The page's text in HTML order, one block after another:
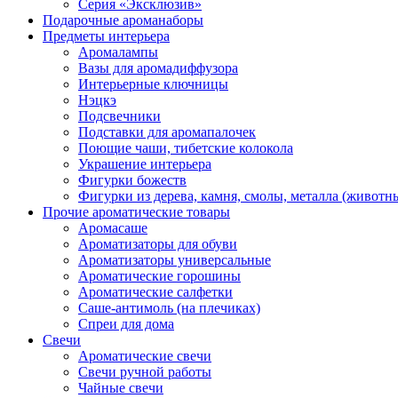
Серия «Эксклюзив»
Подарочные ароманаборы
Предметы интерьера
Аромалампы
Вазы для аромадиффузора
Интерьерные ключницы
Нэцкэ
Подсвечники
Подставки для аромапалочек
Поющие чаши, тибетские колокола
Украшение интерьера
Фигурки божеств
Фигурки из дерева, камня, смолы, металла
Прочие ароматические товары
Аромасаше
Ароматизаторы для обуви
Ароматизаторы универсальные
Ароматические горошины
Ароматические салфетки
Саше-антимоль (на плечиках)
Спреи для дома
Свечи
Ароматические свечи
Свечи ручной работы
Чайные свечи